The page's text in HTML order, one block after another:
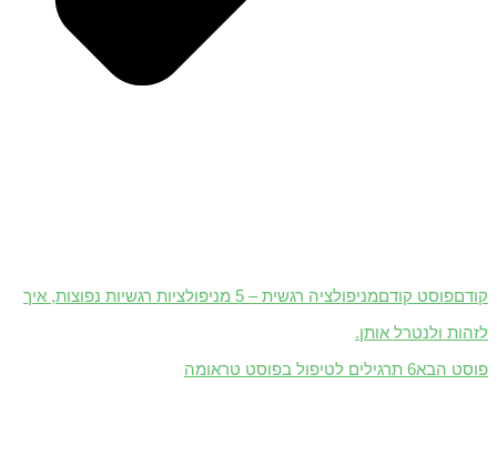
קודםפוסט קודם
מניפולציה רגשית – 5 מניפולציות רגשיות נפוצות, איך
לזהות ולנטרל אותן.
פוסט הבא6 תרגילים לטיפול בפוסט טראומה